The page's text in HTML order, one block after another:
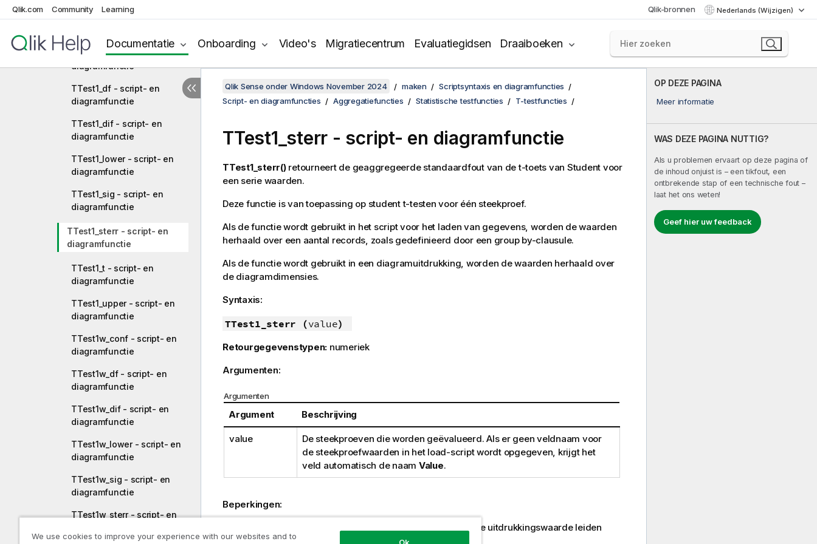
Qlik.com Community Learning Qlik-bronnen Nederlands (Wijzigen)
Documentatie Onboarding Video's Migratiecentrum Evaluatiegidsen Draaiboeken
TTestw_upper - script- en
TTest1_conf - script- en
diagramfunctie
TTest1_df - script- en
diagramfunctie
TTest1_dif - script- en
diagramfunctie
TTest1_lower - script- en
diagramfunctie
TTest1_sig - script- en
diagramfunctie
TTest1_sterr - script- en
diagramfunctie
TTest1_t - script- en
diagramfunctie
TTest1_upper - script- en
diagramfunctie
TTest1w_conf - script- en
diagramfunctie
TTest1w_df - script- en
diagramfunctie
TTest1w_dif - script- en
diagramfunctie
TTest1w_lower - script- en
diagramfunctie
TTest1w_sig - script- en
diagramfunctie
TTest1w_sterr - script- en
OP DEZE PAGINA
Meer informatie
WAS DEZE PAGINA NUTTIG?
Als u problemen ervaart op deze pagina of
de inhoud onjuist is – een tikfout, een
ontbrekende stap of een technische fout –
laat het ons weten!
Geef hier uw feedback
Qlik Sense onder Windows November 2024 maken
Scriptsyntaxis en diagramfuncties
Script- en diagramfuncties
Aggregatiefuncties Statistische testfuncties T-testfuncties
TTest1_sterr - script- en diagramfunctie
TTest1_sterr()retourneert de geaggregeerde standaardfout van de t-toets van Student voor
een serie waarden.
Deze functie is van toepassing op student t-testen voor één steekproef.
Als de functie wordt gebruikt in het script voor het laden van gegevens, worden de waarden
herhaald over een aantal records, zoals gedefinieerd door een group by-clausule.
Als de functie wordt gebruikt in een diagramuitdrukking, worden de waarden herhaald over
de diagramdimensies.
Syntaxis:
TTest1_sterr (value)
Retourgegevenstypen: numeriek
Argumenten:
Argumenten
Argument Beschrijving
value
De steekproeven die worden geëvalueerd. Als er geen veldnaam voor
de steekproefwaarden in het load-script wordt opgegeven, krijgt het
veld automatisch de naam Value.
Beperkingen:
-waarden en ontbrekende waarden in de uitdrukkingswaarde leiden
ertoe dat de functie
We use cookies to improve your experience with our websites and to